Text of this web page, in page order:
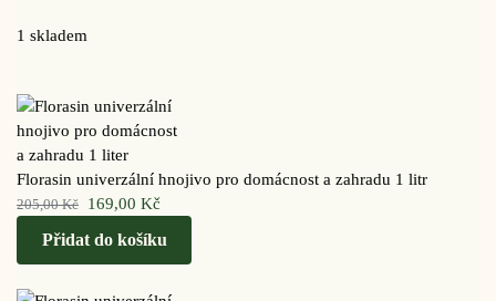
1 skladem
Florasin univerzální hnojivo pro domácnost a zahradu 1 litr
205,00Kč 169,00 Kč
Přidat do košíku